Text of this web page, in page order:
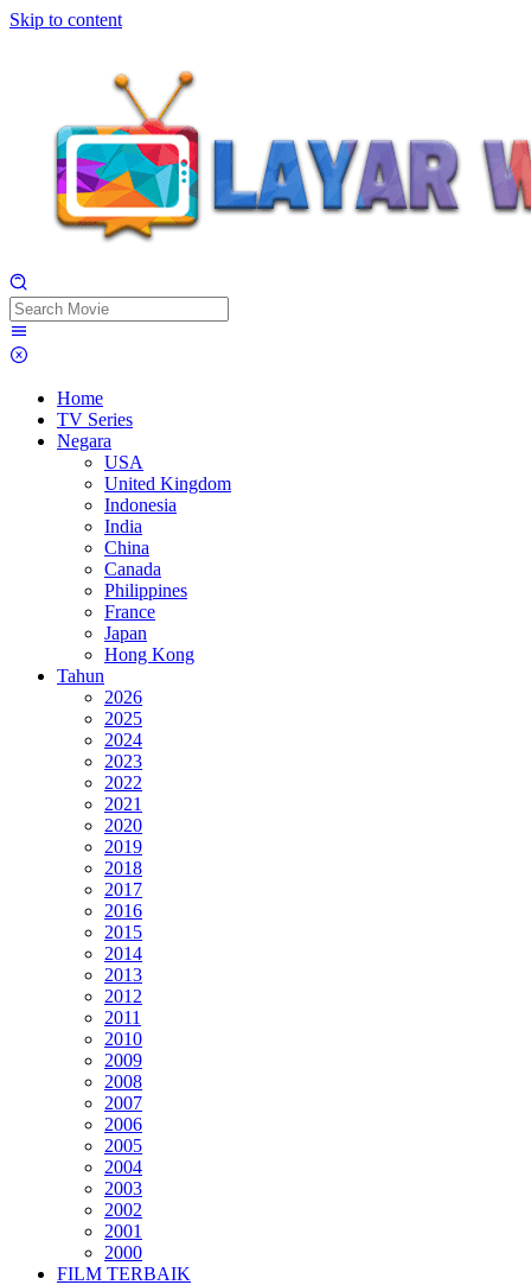
Skip to content
Home
TV Series
Negara
USA
United Kingdom
Indonesia
India
China
Canada
Philippines
France
Japan
Hong Kong
Tahun
2026
2025
2024
2023
2022
2021
2020
2019
2018
2017
2016
2015
2014
2013
2012
2011
2010
2009
2008
2007
2006
2005
2004
2003
2002
2001
2000
FILM TERBAIK